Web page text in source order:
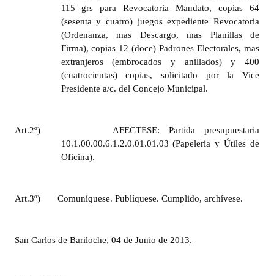
115 grs para Revocatoria Mandato, copias 64
(sesenta y cuatro) juegos expediente Revocatoria
(Ordenanza, mas Descargo, mas Planillas de
Firma), copias 12 (doce) Padrones Electorales, mas
extranjeros (embrocados y anillados) y 400
(cuatrocientas) copias, solicitado por la Vice
Presidente a/c. del Concejo Municipal.
Art.2º)
AFECTESE: Partida presupuestaria
10.1.00.00.6.1.2.0.01.01.03 (Papelería y Útiles de
Oficina).
Art.3º) Comuníquese. Publíquese. Cumplido, archívese.
San Carlos de Bariloche, 04 de Junio de 2013.